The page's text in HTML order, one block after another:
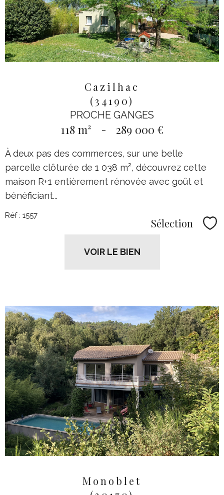
Cazilhac
(34190)
PROCHE GANGES
118 m² - 289 000 €
À deux pas des commerces, sur une belle
parcelle clôturée de 1 038 m², découvrez cette
maison R+1 entièrement rénovée avec goût et
bénéficiant...
Réf : 1557
Sélection
VOIR LE BIEN
Monoblet